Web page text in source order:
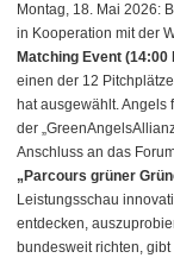
Montag, 18. Mai 2026:
in Kooperation mit der
Matching Event (14:00
einen der 12
hat ausgewählt. Angels
der
Anschluss an das
„Parcours grüner
Leistungsschau
entdecken,
bundesweit richten,